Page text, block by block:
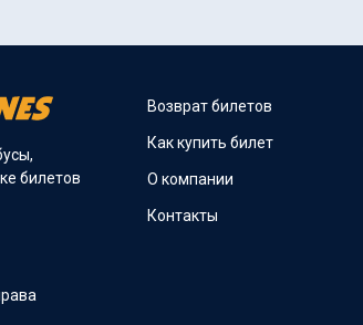
билетов
Возврат билетов
Как купить билет
О компании
Контакты